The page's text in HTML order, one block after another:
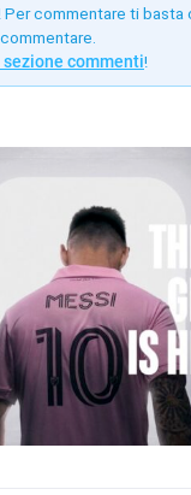
Per commentare ti basta
sezione commenti!